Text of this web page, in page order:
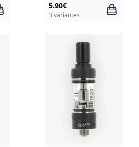
5.90€
3 variantes